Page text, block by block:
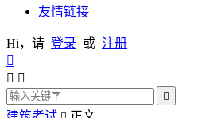
友情链接
Hi，请 登录 或 注册

 
